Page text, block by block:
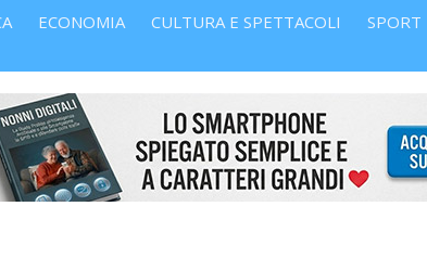
ECONOMIA CULTURA E SPETTACOLI SPORT